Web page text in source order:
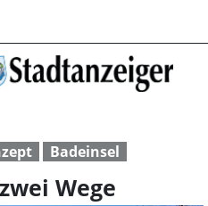
Zwei Konzepte
Badeinsel
Wege